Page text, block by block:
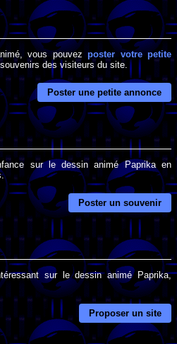
vous pouvezposter votre petite
des visiteurs du site.
Poster une petite annonce
sur le dessin animé Paprika en
Poster un souvenir
sur le dessin animé Paprika,
Proposer un site